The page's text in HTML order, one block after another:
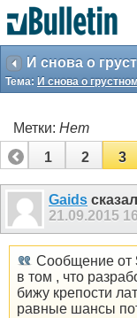
И снова о
Тема: И снова о
Метки: Нет
1
2 3
Gaids
21.09.2015
Сообщение от
в том , что
бижу крепости
равные шансы